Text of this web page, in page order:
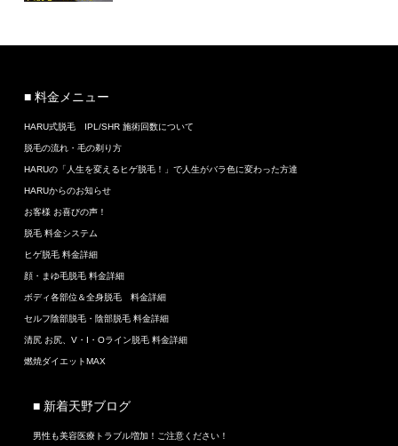
■ 料金メニュー
HARU式脱毛 IPL/SHR 施術回数について
脱毛の流れ・毛の剃り方
HARUの「人生を変えるヒゲ脱毛！」で人生がバラ色に変わった方達
HARUからのお知らせ
お客様 お喜びの声！
脱毛 料金システム
ヒゲ脱毛 料金詳細
顔・まゆ毛脱毛 料金詳細
ボディ各部位＆全身脱毛 料金詳細
セルフ陰部脱毛・陰部脱毛 料金詳細
清尻 お尻、V・I・Oライン脱毛 料金詳細
燃焼ダイエットMAX
■ 新着天野ブログ
男性も美容医療トラブル増加！ご注意ください！